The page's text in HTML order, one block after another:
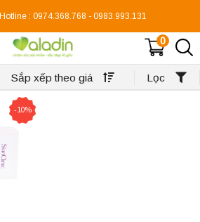
Hotline : 0974.368.768 - 0983.993.131
0
Sắp xếp theo giá Lọc
-10%